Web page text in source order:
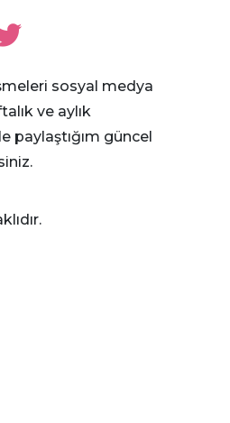
sosyal medya
ve aylık
paylaştığım güncel